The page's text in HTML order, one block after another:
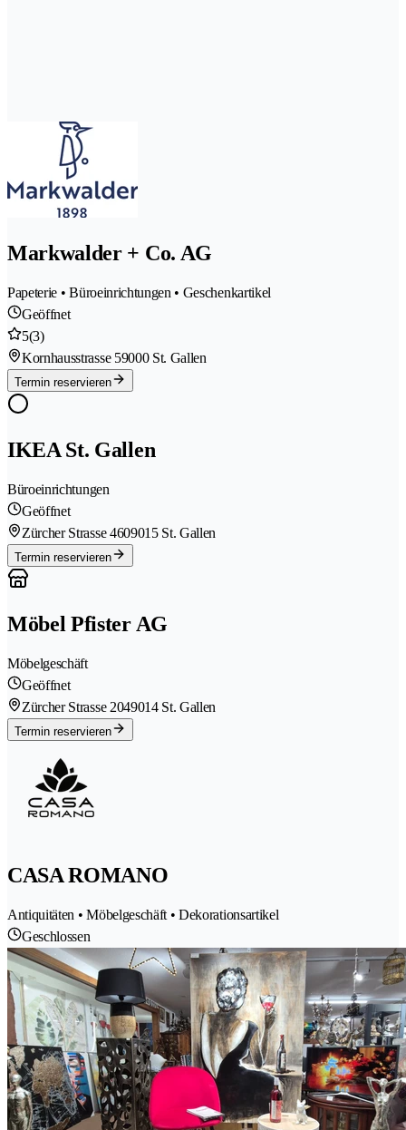
Markwalder + Co. AG
Papeterie • Büroeinrichtungen • Geschenkartikel
Geöffnet
5(3)
Kornhausstrasse 59000 St. Gallen
Termin reservieren
IKEA St. Gallen
Büroeinrichtungen
Geöffnet
Zürcher Strasse 4609015 St. Gallen
Termin reservieren
Möbel Pfister AG
Möbelgeschäft
Geöffnet
Zürcher Strasse 2049014 St. Gallen
Termin reservieren
CASA ROMANO
Antiquitäten • Möbelgeschäft • Dekorationsartikel
Geschlossen